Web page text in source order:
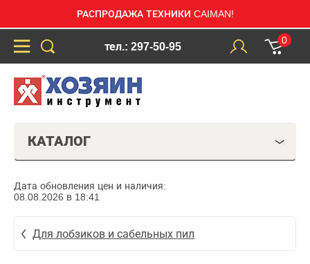
РАСПРОДАЖА ТЕХНИКИ CAIMAN!
тел.: 297-50-95
0
КАТАЛОГ
Дата обновления цен и наличия:
08.08.2026 в 18:41
Для лобзиков и сабельных пил